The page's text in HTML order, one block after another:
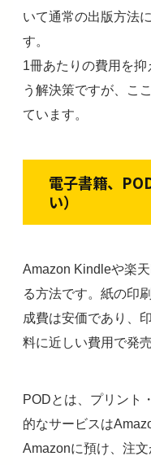
いて通常の出版方法
す。
1冊あたりの費用を
う解決策ですが、こ
ています。
電子書籍、
い）
Amazon Kindleや楽
る方法です。紙の印
成費は安価であり、
料に近しい費用で発
PODとは、プリント
的なサービスは
Amazonに預け、注